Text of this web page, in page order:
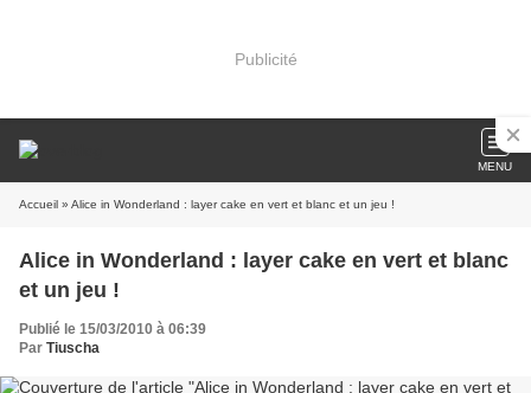
Publicité
MENU
Accueil » Alice in Wonderland : layer cake en vert et blanc et un jeu !
Alice in Wonderland : layer cake en vert et blanc
et un jeu !
Publié le 15/03/2010 à 06:39
Par Tiuscha